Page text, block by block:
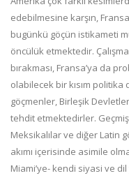
edebilmesine karşın,
bugünkü göçün istikameti
öncülük etmektedir.
bırakması, Fransa’ya da
olabilecek bir kısım
göçmenler, Birleşik
tehdit etmektedirler.
Meksikalılar ve diğer Latin
akımı içerisinde asimile
Miami’ye- kendi siyasi ve